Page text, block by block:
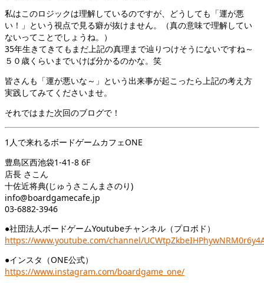
私はこのロジックは理解しているのですが、どうしても「運が悪
い！」という視点で見る癖が抜けません。（真の意味で理解してい
ないってことでしょうね。）
35年生きてきてもまだ上記の真理まで辿りつけそうにないですね～
５０歳くらいまでいけば分かるのかな。笑
皆さんも「運が悪いな～」という出来事が起こったら上記の考え方
実践してみてくださいませ。
それではまた次回のブログで！
1人で来れるボードゲームカフェONE
豊島区西池袋1-41-8 6F
店長 さこん
十佐近将典(じゅうさこんまさのり)
info@boardgamecafe.jp
03-6882-3946
●社団法人ボードゲームYoutubeチャンネル（プロボド）
https://www.youtube.com/channel/
●インスタ（ONE公式）
https://www.instagram.com/boardgame_one/